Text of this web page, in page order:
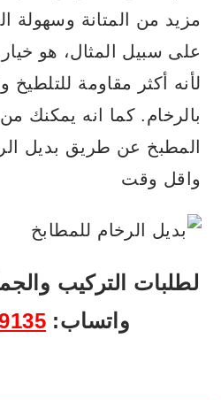
مزيد من المتانة وسهولة
على سبيل المثال، هو
لأنه أكثر مقاومة
بالرخام. كما انه يمكنك
المطبخ عن طريق بديل
واقل وقت
لطلبات التركيب
واتساب: